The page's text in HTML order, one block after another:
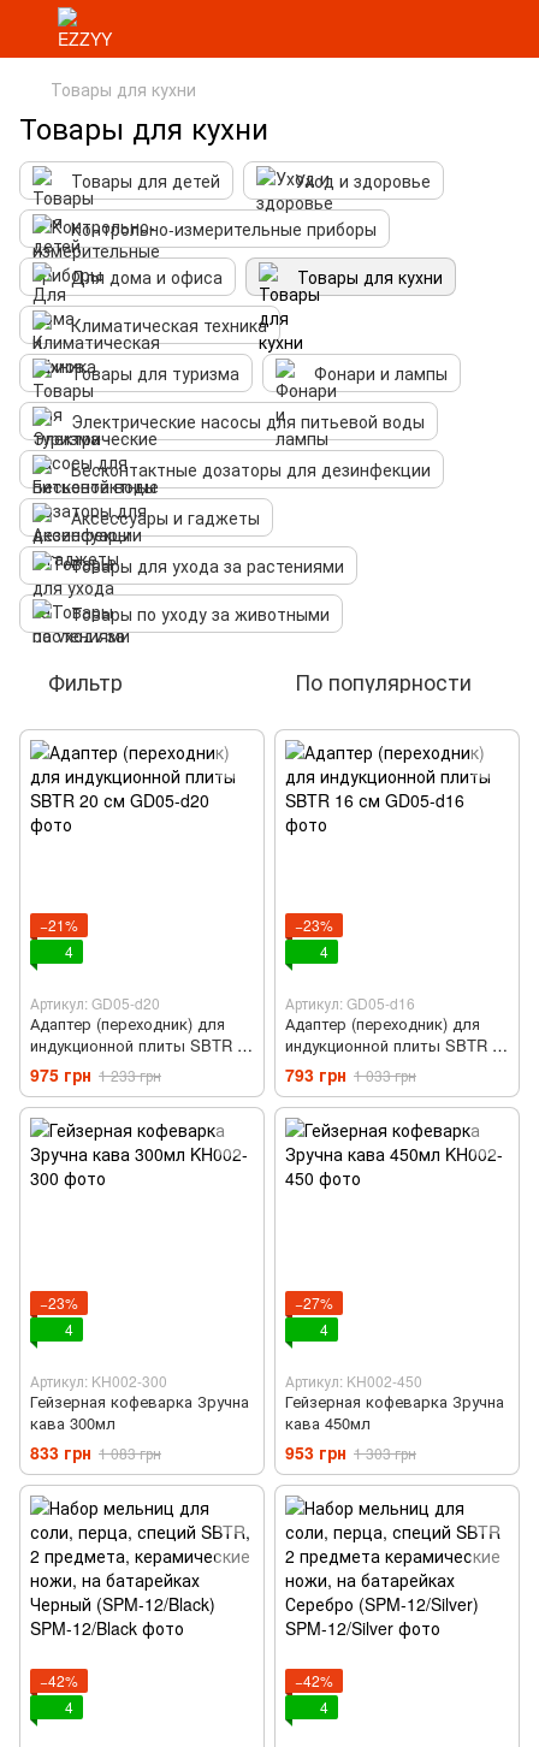
Товары для кухни
Товары для кухни
Товары для детей
Уход и здоровье
Контрольно-измерительные приборы
Для дома и офиса
Товары для кухни
Климатическая техника
Товары для туризма
Фонари и лампы
Электрические насосы для питьевой воды
Бесконтактные дозаторы для дезинфекции
Аксессуары и гаджеты
Товары для ухода за растениями
Товары по уходу за животными
Фильтр По популярности
−21%
4
Артикул: GD05-d20
Адаптер (переходник) для
индукционной плиты SBTR 20
см
975 грн 1 233 грн
−23%
4
Артикул: GD05-d16
Адаптер (переходник) для
индукционной плиты SBTR 16
см
793 грн 1 033 грн
−23%
4
Артикул: KH002-300
Гейзерная кофеварка Зручна
кава 300мл
833 грн 1 083 грн
−27%
4
Артикул: KH002-450
Гейзерная кофеварка Зручна
кава 450мл
953 грн 1 303 грн
−42%
4
−42%
4